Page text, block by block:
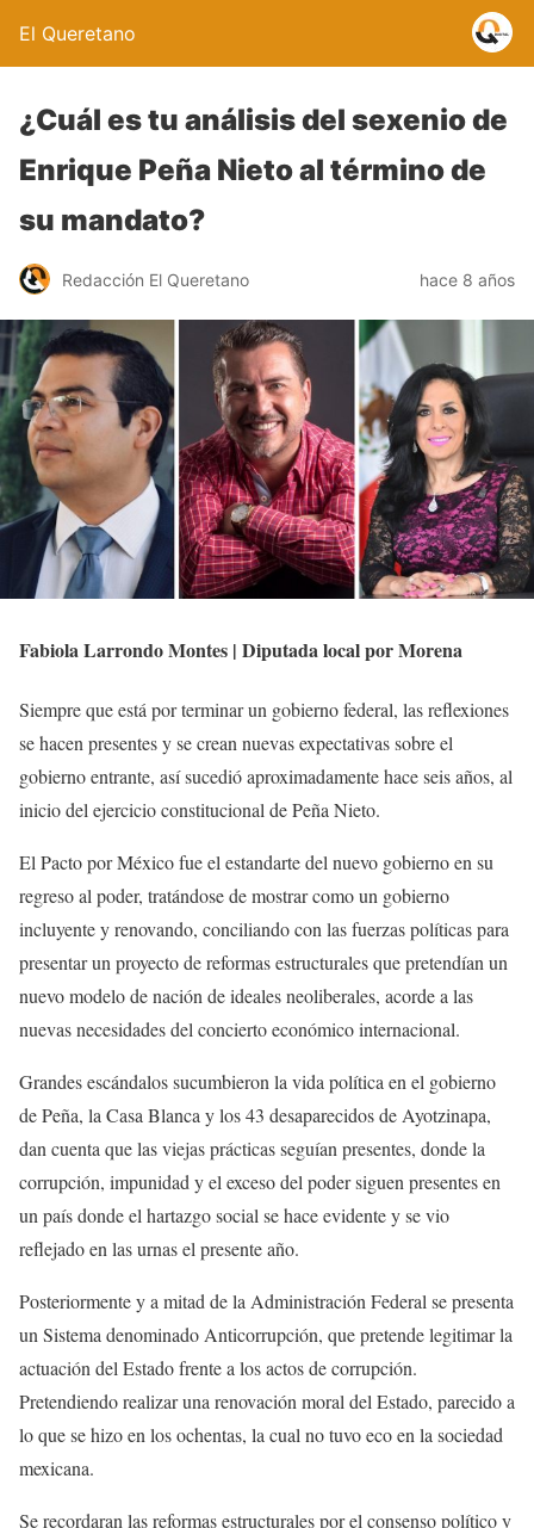
El Queretano
¿Cuál es tu análisis del sexenio de
Enrique Peña Nieto al término de
su mandato?
Redacción El Queretano hace 8 años
Fabiola Larrondo Montes | Diputada local por Morena
Siempre que está por terminar un gobierno federal, las reflexiones
se hacen presentes y se crean nuevas expectativas sobre el
gobierno entrante, así sucedió aproximadamente hace seis años, al
inicio del ejercicio constitucional de Peña Nieto.
El Pacto por México fue el estandarte del nuevo gobierno en su
regreso al poder, tratándose de mostrar como un gobierno
incluyente y renovando, conciliando con las fuerzas políticas para
presentar un proyecto de reformas estructurales que pretendían un
nuevo modelo de nación de ideales neoliberales, acorde a las
nuevas necesidades del concierto económico internacional.
Grandes escándalos sucumbieron la vida política en el gobierno
de Peña, la Casa Blanca y los 43 desaparecidos de Ayotzinapa,
dan cuenta que las viejas prácticas seguían presentes, donde la
corrupción, impunidad y el exceso del poder siguen presentes en
un país donde el hartazgo social se hace evidente y se vio
reflejado en las urnas el presente año.
Posteriormente y a mitad de la Administración Federal se presenta
un Sistema denominado Anticorrupción, que pretende legitimar la
actuación del Estado frente a los actos de corrupción.
Pretendiendo realizar una renovación moral del Estado, parecido a
lo que se hizo en los ochentas, la cual no tuvo eco en la sociedad
mexicana.
Se recordaran las reformas estructurales por el consenso político y